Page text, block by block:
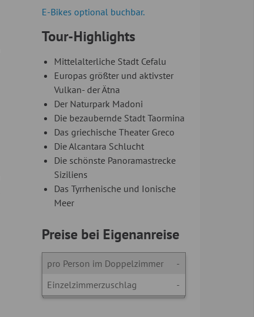
E-Bikes optional buchbar.
Tour-Highlights
Mittelalterliche Stadt Cefalu
Europas größter und aktivster
Vulkan- der Ätna
Der Naturpark Madoni
Die bezaubernde Stadt Taormina
Das griechische Theater Greco
Die Alcantara Schlucht
Die schönste Panoramastrecke
Siziliens
Das Tyrrhenische und Ionische
Meer
Preise bei Eigenanreise
pro Person im Doppelzimmer
-
Einzelzimmerzuschlag
-